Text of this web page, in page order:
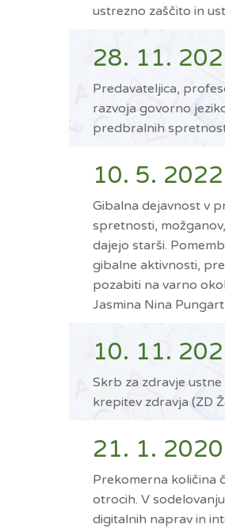
ustrezno zaščito in
28. 11.
Predavateljica,
razvoja govorno
predbralnih
10. 5.
Gibalna dejavnost v
spretnosti,
dajejo starši.
gibalne aktivnosti,
pozabiti na varno
Jasmina Nina
10. 11.
Skrb za zdravje
krepitev zdravja (ZD
21. 1.
Prekomerna količina
otrocih. V
digitalnih naprav in